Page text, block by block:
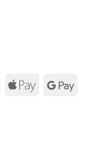
Sepa
Apple
Google